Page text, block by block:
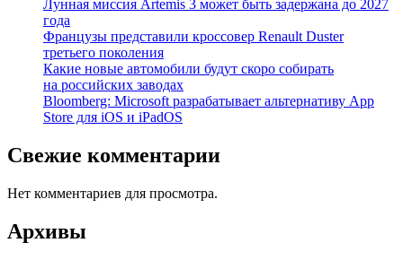
Лунная миссия Artemis 3 может быть задержана до 2027
года
Французы представили кроссовер Renault Duster
третьего поколения
Какие новые автомобили будут скоро собирать
на российских заводах
Bloomberg: Microsoft разрабатывает альтернативу App
Store для iOS и iPadOS
Свежие комментарии
Нет комментариев для просмотра.
Архивы